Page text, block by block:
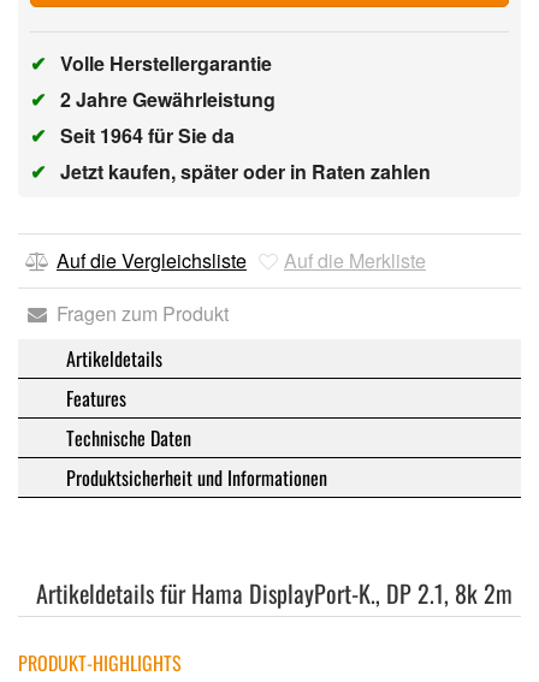
✔ Volle Herstellergarantie
✔ 2 Jahre Gewährleistung
✔ Seit 1964 für Sie da
✔ Jetzt kaufen, später oder in Raten zahlen
Auf die Vergleichsliste
Auf die Merkliste
Fragen zum Produkt
Artikeldetails
Features
Technische Daten
Produktsicherheit und Informationen
Artikeldetails für Hama DisplayPort-K., DP 2.1, 8k 2m
PRODUKT-HIGHLIGHTS